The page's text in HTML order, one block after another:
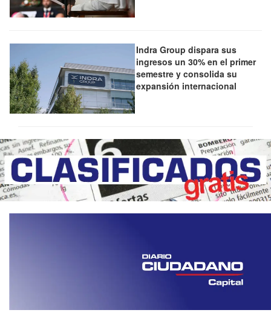
Indra Group dispara sus
ingresos un 30% en el primer
semestre y consolida su
expansión internacional